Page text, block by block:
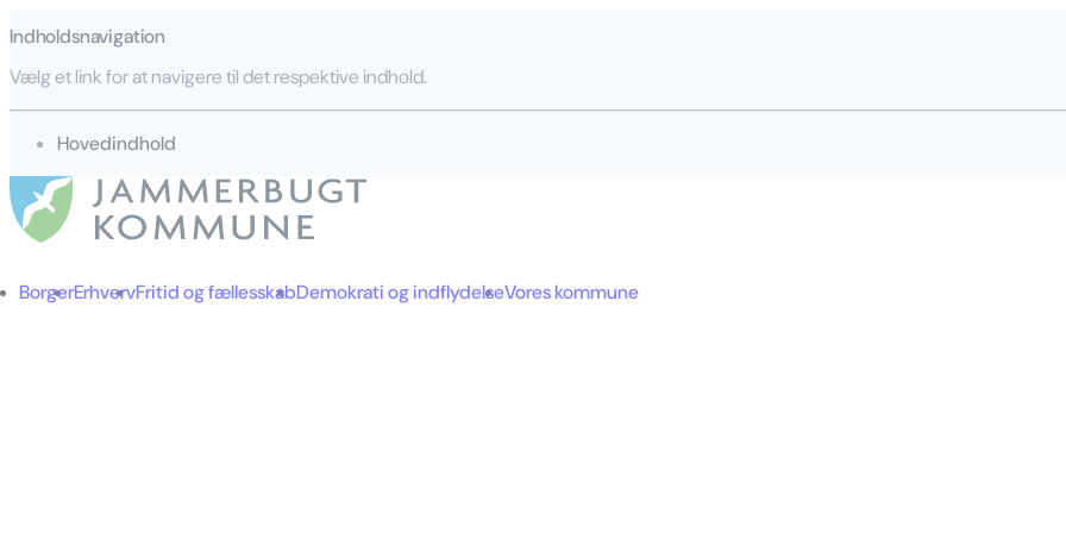
Indholdsnavigation
Vælg et link for at navigere til det respektive indhold.
gå til
Hovedindhold
BorgerErhvervFritid og fællesskabDemokrati og indflydelseVores kommune